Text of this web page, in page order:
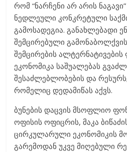
რომ “ნარჩენი არ არის
ნედლეული კონკრეტული
გამოსადეგია. განახლებადი
შემცირებული
შემცირების
ეკონომიკა საშუალებას
შესაძლებლობების და
რომელიც დედამიწას აქვს.
ბუნების დაცვის მსოფლიო
ოფისის ოფიცრის, მაკა
ცირკულარული ეკონომიკის
გარემოდან უკვე მიღებული